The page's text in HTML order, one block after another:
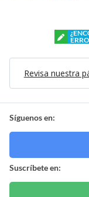
Revisa nuestra
Síguenos en:
Suscríbete en: